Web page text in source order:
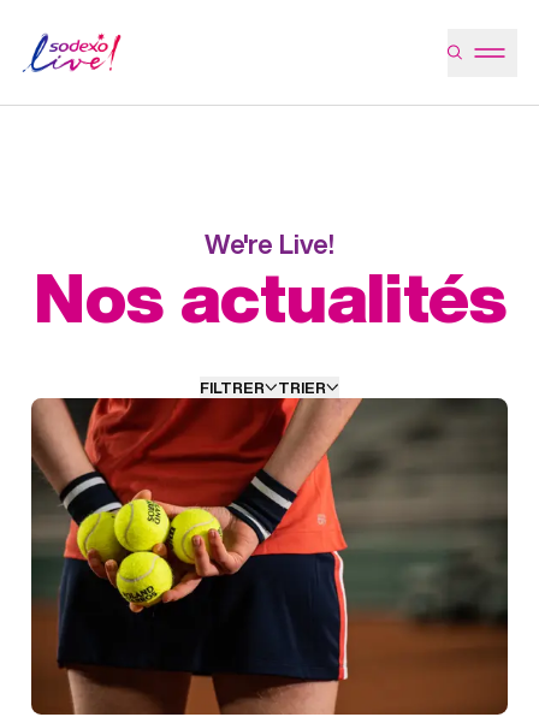
We're Live!
Nos actualités
FILTRER TRIER